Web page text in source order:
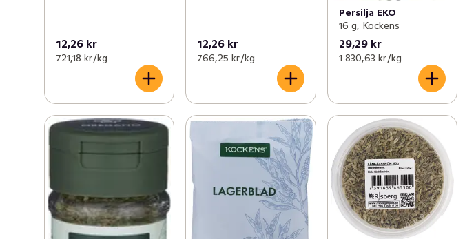
12,26 kr
721,18 kr /kg
12,26 kr
766,25 kr /kg
Persilja EKO
16 g, Kockens
29,29 kr
1 830,63 kr /kg